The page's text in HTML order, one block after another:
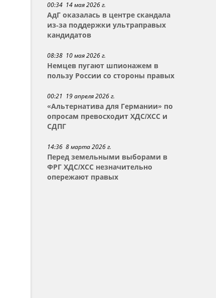
00:34 14 мая 2026 г.
АдГ оказалась в центре скандала
из-за поддержки ультраправых
кандидатов
08:38 10 мая 2026 г.
Немцев пугают шпионажем в
пользу России со стороны правых
00:21 19 апреля 2026 г.
«Альтернатива для Германии» по
опросам превосходит ХДС/ХСС и
СДПГ
14:36 8 марта 2026 г.
Перед земельными выборами в
ФРГ ХДС/ХСС незначительно
опережают правых